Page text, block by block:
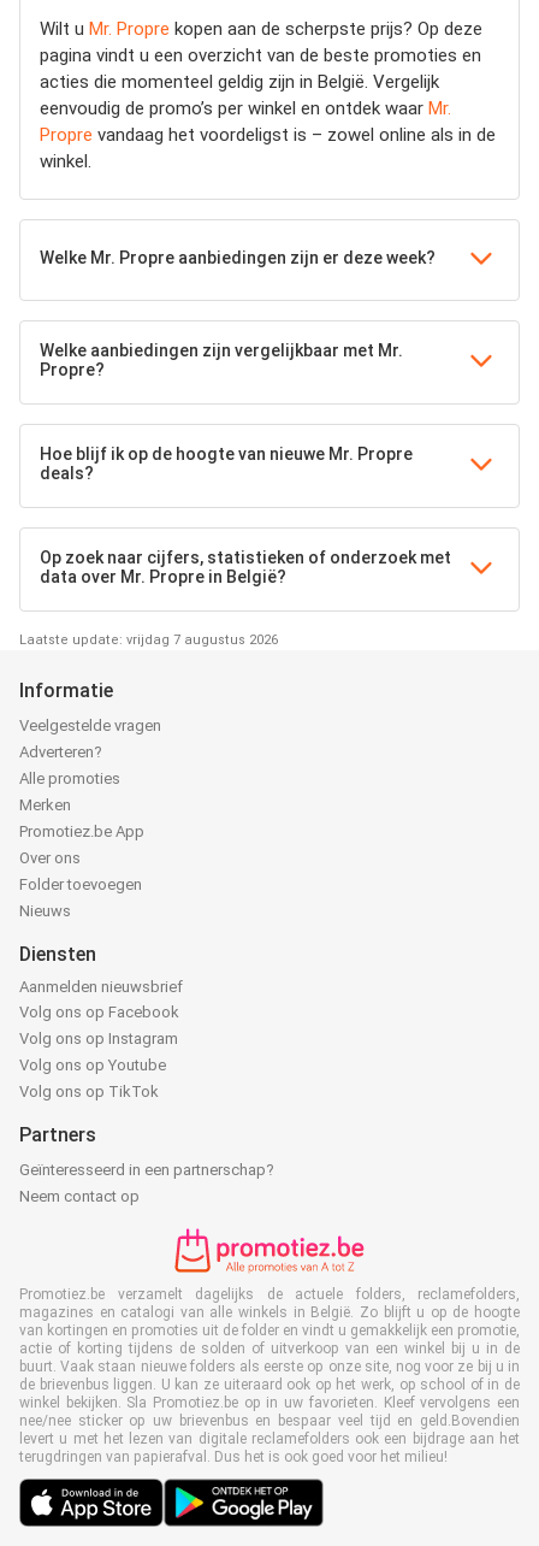
Wilt u Mr. Propre kopen aan de scherpste prijs? Op deze
pagina vindt u een overzicht van de beste promoties en
acties die momenteel geldig zijn in België. Vergelijk
eenvoudig de promo’s per winkel en ontdek waar Mr.
Propre vandaag het voordeligst is – zowel online als in de
winkel.
Welke Mr. Propre aanbiedingen zijn er deze week?
Welke aanbiedingen zijn vergelijkbaar met Mr.
Propre?
Hoe blijf ik op de hoogte van nieuwe Mr. Propre
deals?
Op zoek naar cijfers, statistieken of onderzoek met
data over Mr. Propre in België?
Laatste update: vrijdag 7 augustus 2026
Informatie
Veelgestelde vragen
Adverteren?
Alle promoties
Merken
Promotiez.be App
Over ons
Folder toevoegen
Nieuws
Diensten
Aanmelden nieuwsbrief
Volg ons op Facebook
Volg ons op Instagram
Volg ons op Youtube
Volg ons op TikTok
Partners
Geïnteresseerd in een partnerschap?
Neem contact op
Promotiez.be verzamelt dagelijks de actuele folders, reclamefolders,
magazines en catalogi van alle winkels in België. Zo blijft u op de hoogte
van kortingen en promoties uit de folder en vindt u gemakkelijk een promotie,
actie of korting tijdens de solden of uitverkoop van een winkel bij u in de
buurt. Vaak staan nieuwe folders als eerste op onze site, nog voor ze bij u in
de brievenbus liggen. U kan ze uiteraard ook op het werk, op school of in de
winkel bekijken. Sla Promotiez.be op in uw favorieten. Kleef vervolgens een
nee/nee sticker op uw brievenbus en bespaar veel tijd en geld.Bovendien
levert u met het lezen van digitale reclamefolders ook een bijdrage aan het
terugdringen van papierafval. Dus het is ook goed voor het milieu!